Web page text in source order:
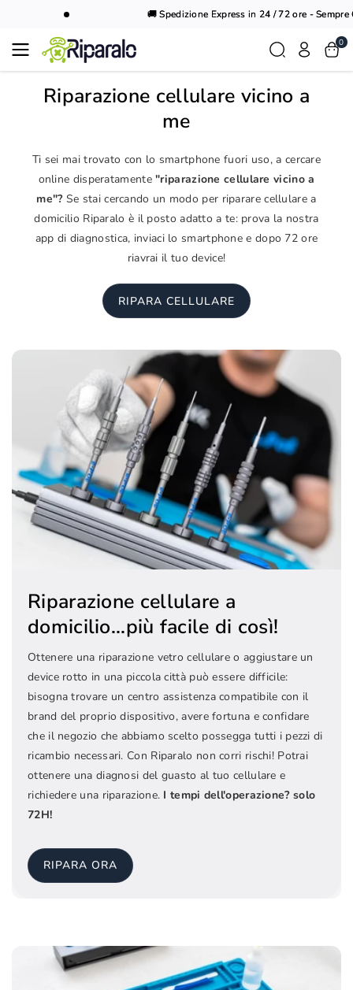
🚚 Spedizione Express in 24 / 72 ore - Sempre
0
Riparazione cellulare vicino a
me
Ti sei mai trovato con lo smartphone fuori uso, a cercare
online disperatamente"riparazione cellulare vicino a
me"?Se stai cercando un modo per riparare cellulare a
domicilio Riparalo è il posto adatto a te: prova la nostra
app di diagnostica, inviaci lo smartphone e dopo 72 ore
riavrai il tuo device!
RIPARA CELLULARE
Riparazione cellulare a
domicilio...più facile di così!
Ottenere una riparazione vetro cellulare o aggiustare un
device rotto in una piccola città può essere difficile:
bisogna trovare un centro assistenza compatibile con il
brand del proprio dispositivo, avere fortuna e confidare
che il negozio che abbiamo scelto possegga tutti i pezzi di
ricambio necessari. Con Riparalo non corri rischi! Potrai
ottenere una diagnosi del guasto al tuo cellulare e
richiedere una riparazione. I tempi dell'operazione? solo
72H!
RIPARA ORA